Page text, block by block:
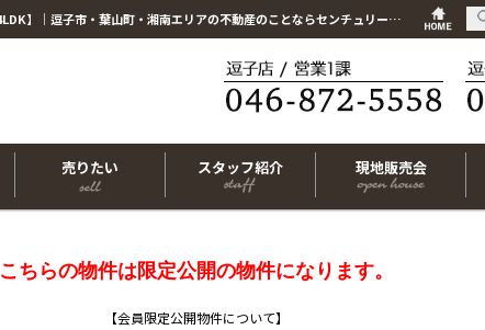
こちらは会員物件です【im-319884｜茅ヶ崎市菱沼1丁目｜中古一戸建て｜4LDK】｜逗子市・葉山町・湘南エリアの不動産のことならセンチュリー21リビングライフにお任せください！
売りたい スタッフ紹介 現地販売会
こちらの物件は限定公開の物件になります。
【会員限定公開物件について】